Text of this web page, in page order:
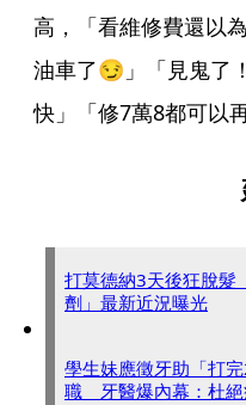
高，「看維修費還以
油車了😏」「見鬼了
快」「修7萬8都可以
打莫德納3天後狂脫
劑」最新近況曝光
學生妹應徵牙助「打
職 牙醫爆內幕：杜絕